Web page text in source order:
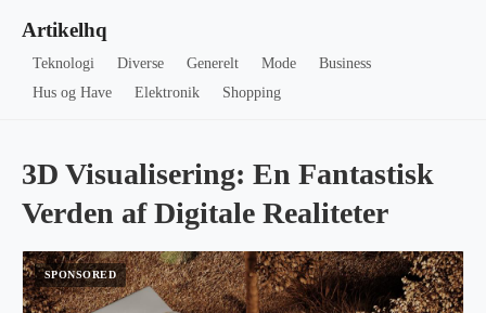
Artikelhq
Teknologi Diverse Generelt Mode
Business
Hus og Have
Elektronik Shopping
3D Visualisering: En Fantastisk
Verden af Digitale Realiteter